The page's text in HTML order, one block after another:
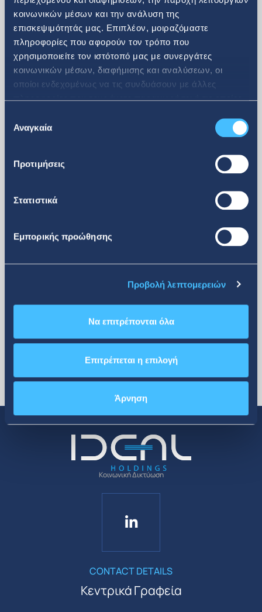
κοινωνικών μέσων και την ανάλυση της
επισκεψιμότητάς μας. Επιπλέον, μοιραζόμαστε
πληροφορίες που αφορούν τον τρόπο που
χρησιμοποιείτε τον ιστότοπό μας με συνεργάτες
κοινωνικών μέσων, διαφήμισης και αναλύσεων, οι
οποίοι ενδεχομένως να τις συνδυάσουν με άλλες
πληροφορίες που τους έχετε παραχωρήσει ή τις οποίες
των υπηρεσιών τους.
συγκατάθεσης
Αναγκαία
Προτιμήσεις
Στατιστικά
Εμπορικής προώθησης
Προβολή λεπτομερειών
Να επιτρέπονται όλα
Επιτρέπεται η επιλογή
Άρνηση
08. 07. 2026
Ανακοίνωση αγοράς ιδίων
περισσότερα
Κοινωνική Δικτύωση
CONTACT DETAILS
Κεντρικά Γραφεία